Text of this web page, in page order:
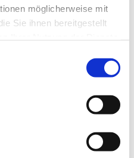
möglicherweise mit
Sie ihnen bereitgestellt
Sie auch